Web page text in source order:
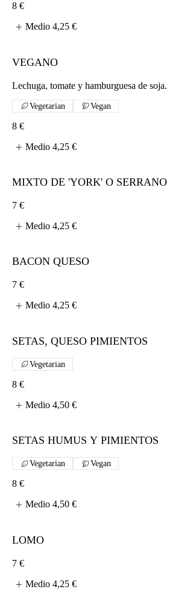
8 €
Medio 4,25 €
VEGANO
Lechuga, tomate y hamburguesa de soja.
8 €
Vegetarian Vegan
Medio 4,25 €
MIXTO DE 'YORK' O SERRANO
7 €
Medio 4,25 €
BACON QUESO
7 €
Medio 4,25 €
SETAS, QUESO PIMIENTOS
8 €
Vegetarian
Medio 4,50 €
SETAS HUMUS Y PIMIENTOS
8 €
Vegetarian Vegan
Medio 4,50 €
LOMO
7 €
Medio 4,25 €